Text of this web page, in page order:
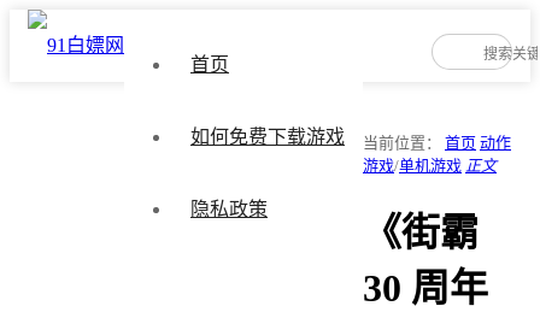
首页
如何免费下载游戏
隐私政策
当前位置： 首页 动作
游戏/单机游戏 正文
《街霸
30 周年